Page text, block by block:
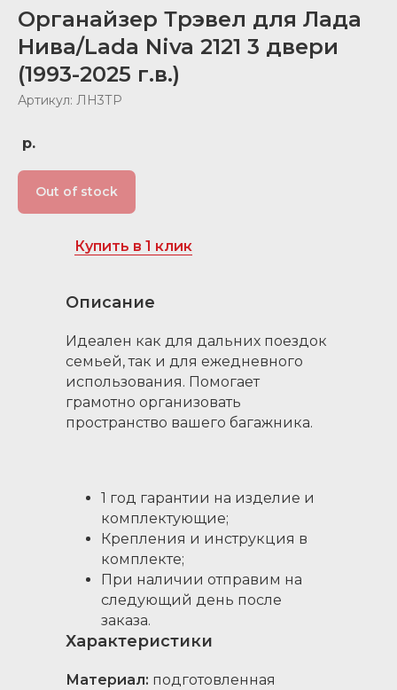
Органайзер Трэвел для Лада
Нива/Lada Niva 2121 3 двери
(1993-2025 г.в.)
Артикул: ЛН3ТР
р.
Out of stock
Купить в 1 клик
Идеален как для дальних поездок
семьей, так и для ежедневного
использования. Помогает
грамотно организовать
пространство вашего багажника.
1 год гарантии на изделие и
комплектующие;
Крепления и инструкция в
комплекте;
При наличии отправим на
следующий день после
заказа.
Материал: подготовленная
Описание
Характеристики